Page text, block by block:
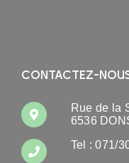
CONTACTEZ-
Rue de la
6536
Tel : 071/